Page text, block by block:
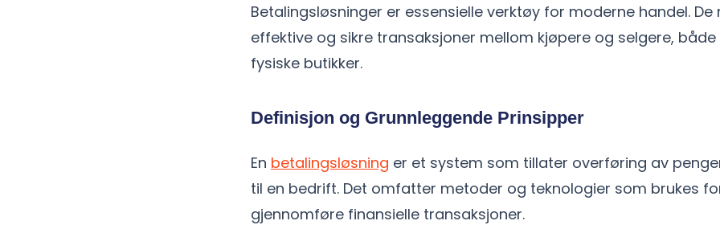
Betalingsløsninger er essensielle verktøy for moderne handel. De
effektive og sikre transaksjoner mellom kjøpere og selgere, både
fysiske butikker.
Definisjon og Grunnleggende Prinsipper
En betalingsløsning er et system som tillater overføring av
til en bedrift. Det omfatter metoder og teknologier som brukes
gjennomføre finansielle transaksjoner.